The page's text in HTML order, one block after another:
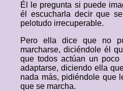
Él le pregunta si puede
él escucharla decir que
pelotudo irrecuperable.
Pero ella dice que no
marcharse, diciéndole él
que todos actúan un
adaptarse, diciendo ella
nada más, pidiéndole que
que se marcha.